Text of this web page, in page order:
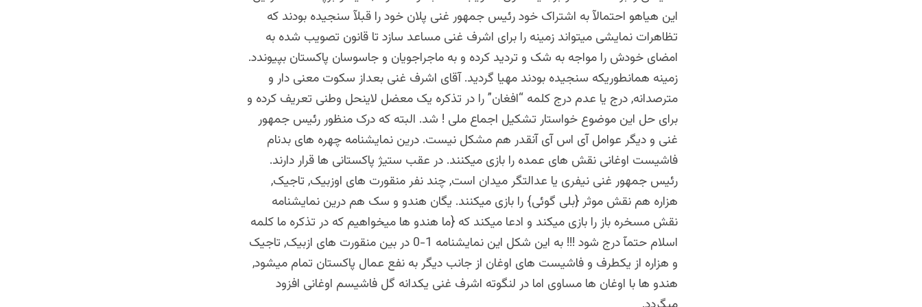
این هیاهو احتمالآ به اشتراک خود رئیس جمهور غنی پلان خود را قبلآ سنجیده بودند که
تظاهرات نمایشی میتواند زمینه را برای اشرف غنی مساعد سازد تا قانون تصویب شده به
امضای خودش را مواجه به شک و تردید کرده و به ماجراجویان و جاسوسان پاکستان بپیوندد.
زمینه همانطوریکه سنجیده بودند مهیا گردید. آقای اشرف غنی بعداز سکوت معنی دار و
مترصدانه, درج یا عدم درج کلمه “افغان” را در تذکره یک معضل لاینحل وطنی تعریف کرده و
برای حل این موضوع خواستار تشکیل اجماع ملی ! شد. البته که درک منظور رئیس جمهور
غنی و دیگر عوامل آی اس آی آنقدر هم مشکل نیست. درین نمایشنامه چهره های بدنام
فاشیست اوغانی نقش های عمده را بازی میکنند. در عقب ستیژ پاکستانی ها قرار دارند.
رئیس جمهور غنی نیفری یا عدالتگر میدان است, چند نفر منقورت های اوزبیک, تاجیک,
هزاره هم نقش موثر {بلی گوئی} را بازی میکنند. یگان هندو و سک هم درین نمایشنامه
نقش مسخره باز را بازی میکند و ادعا میکند که {ما هندو ها میخواهیم که در تذکره ما کلمه
اسلام حتمآ درج شود !!! به این شکل این نمایشنامه 1-0 در بین منقورت های ازبیک, تاجیک
و هزاره از یکطرف و فاشیست های اوغان از جانب دیگر به نفع عمال پاکستان تمام میشود,
هندو ها با اوغان ها مساوی اما در لنگوته اشرف غنی یکدانه گل فاشیسم اوغانی افزود